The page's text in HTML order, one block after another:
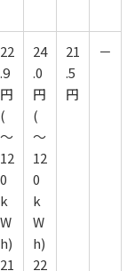
22
.9
円
(
～
12
0
k
W
h)
21
24
.0
円
(
～
12
0
k
W
h)
22
21
.5
円
－